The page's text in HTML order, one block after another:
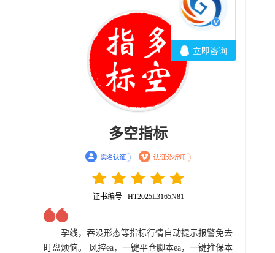
多空指标
证书编号 HT2025L3165N81
孕线，吞没形态等指标行情自动提示报警免去
盯盘烦恼。 风控ea，一键平仓脚本ea，一键推保本